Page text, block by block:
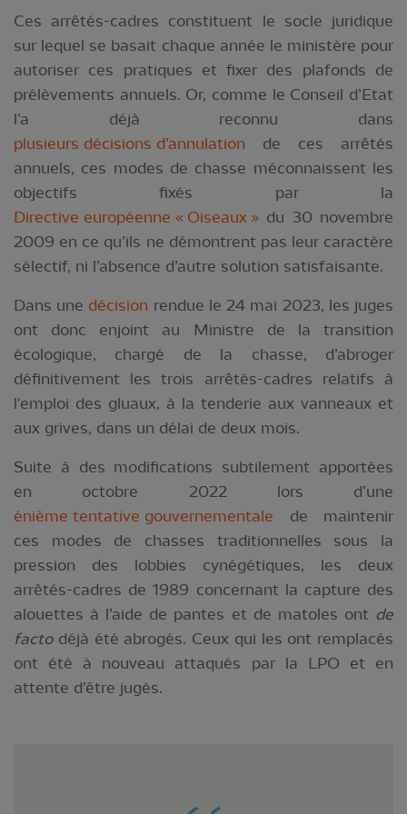
Ces arrêtés-cadres constituent le socle juridique
sur lequel se basait chaque année le ministère pour
autoriser ces pratiques et fixer des plafonds de
prélèvements annuels. Or, comme le Conseil d’Etat
l’a déjà reconnu dans
plusieurs décisions d’annulation de ces arrêtés
annuels, ces modes de chasse méconnaissent les
objectifs fixés par la
Directive européenne « Oiseaux » du 30 novembre
2009 en ce qu’ils ne démontrent pas leur caractère
sélectif, ni l’absence d’autre solution satisfaisante.
Dans une décision rendue le 24 mai 2023, les juges
ont donc enjoint au Ministre de la transition
écologique, chargé de la chasse, d’abroger
définitivement les trois arrêtés-cadres relatifs à
l'emploi des gluaux, à la tenderie aux vanneaux et
aux grives, dans un délai de deux mois.
Suite à des modifications subtilement apportées
en octobre 2022 lors d’une
énième tentative gouvernementale de maintenir
ces modes de chasses traditionnelles sous la
pression des lobbies cynégétiques, les deux
arrêtés-cadres de 1989 concernant la capture des
alouettes à l’aide de pantes et de matoles ont de
factodéjà été abrogés. Ceux qui les ont remplacés
ont été à nouveau attaqués par la LPO et en
attente d’être jugés.